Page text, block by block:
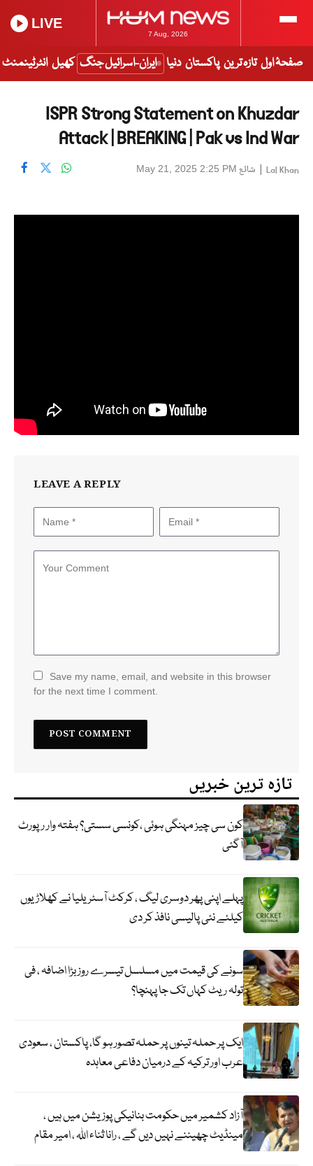
7 Aug, 2026
LIVE
صفحۂ اول تازہ ترین پاکستان دنیا ایران-اسرائیل جنگ کھیل انٹرٹینمنٹ
ISPR Strong Statement on Khuzdar
Attack | BREAKING | Pak vs Ind War
Lal Khan
| شائع May 21, 2025 2:25 PM
LEAVE A REPLY
Save my name, email, and website in this browser
for the next time I comment.
تازہ ترین خبریں
کون سی چیز مہنگی ہوئی ،کونسی سستی؟ ہفتہ وار رپورٹ
آگئی
پہلے اپنی پھر دوسری لیگ ، کرکٹ آسٹریلیا نے کھلاڑیوں
کیلئے نئی پالیسی نافذ کر دی
سونے کی قیمت میں مسلسل تیسرے روز بڑا اضافہ ، فی
تولہ ریٹ کہاں تک جا پہنچا؟
ایک پر حملہ تینوں پر حملہ تصور ہو گا، پاکستان ، سعودی
عرب اور ترکیہ کے درمیان دفاعی معاہدہ
آزاد کشمیر میں حکومت بنانیکی پوزیشن میں ہیں ،
مینڈیٹ چھیننے نہیں دیں گے ، رانا ثناء اللہ ، امیر مقام